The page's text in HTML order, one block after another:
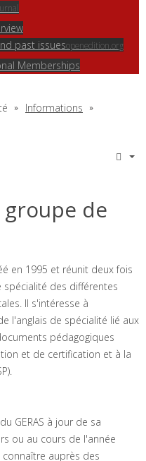
past issuesopenedition.org
Memberships
Informations
de
en 1995 et réunit deux fois
spécialité des différentes
Il s'intéresse à
l'anglais de spécialité lié aux
pédagogiques
et de certification et à la
GERAS à jour de sa
ou au cours de l'année
auprès des